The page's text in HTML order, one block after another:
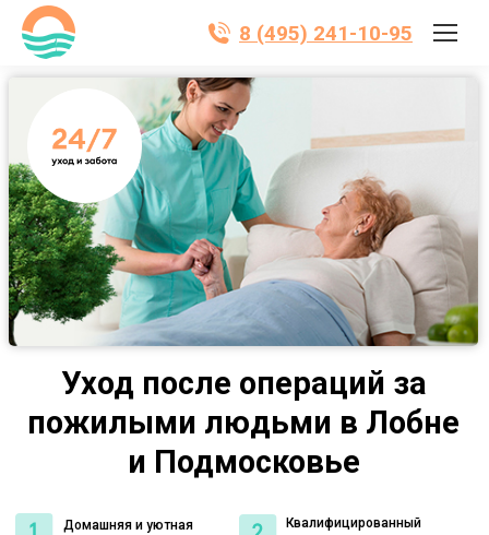
8 (495) 241-10-95
Уход после операций за
пожилыми людьми в Лобне
и Подмосковье
Домашняя и уютная
Квалифицированный